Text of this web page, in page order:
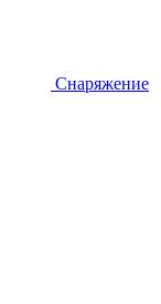
Снаряжение